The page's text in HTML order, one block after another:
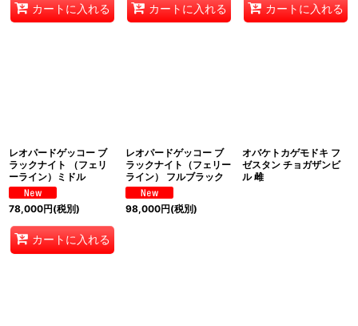
カートに入れる カートに入れる カートに入れる
レオパードゲッコー ブ
ラックナイト （フェリ
ーライン）ミドル
78,000円(税別)
カートに入れる
レオパードゲッコー ブ
ラックナイト（フェリー
ライン） フルブラック
98,000円(税別)
オバケトカゲモドキ フ
ゼスタン チョガザンビ
ル 雌